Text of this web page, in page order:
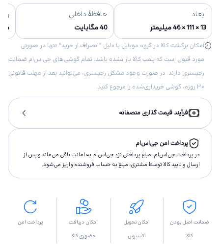
ابعاد
13 × 111 × 46 میلیمتر
حافظهٔ داخلی
40 مگابایت
امکان برگشت کالا در گروه موبایل با دلیل “انصراف از خرید“ تنها در صورتی
مورد قبول است که پلمب کالا باز نشده باشد. تمام گوشی‌های جی‌اس‌ام ضمانت
رجیستری دارند. در صورت وجود مشکل رجیستری، می‌توانید بعد از مهلت قانونی
۳۰ روزه، گوشی خریداری‌شده را مرجوع کنید.
فرآیند قیمت گذاری منصفانه
پرداخت امن جی‌اس‌ام
در پرداخت جی‌اس‌ام، مبلغ پرداختى نزد جی‌اس‌ام به امانت باقى مى‌ماند و پس از
ارسال و تاييد كالا توسط مشتری، مبلغ به حساب فروشنده واريز مى‌شود.
ضمانت اصل بودن
کالا
امکان تحویل
اکسپرس
امکان دریافت
حضوری کالا
پرداخت امن